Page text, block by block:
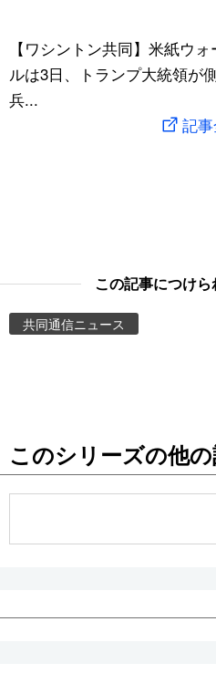
文化
動画/Live
People
スポーツ・東京2020
【ワシントン共同】米紙ウ
ルは3日、トランプ大統領が
兵...
記
この記事につけ
共同通信ニュース
このシリーズの他